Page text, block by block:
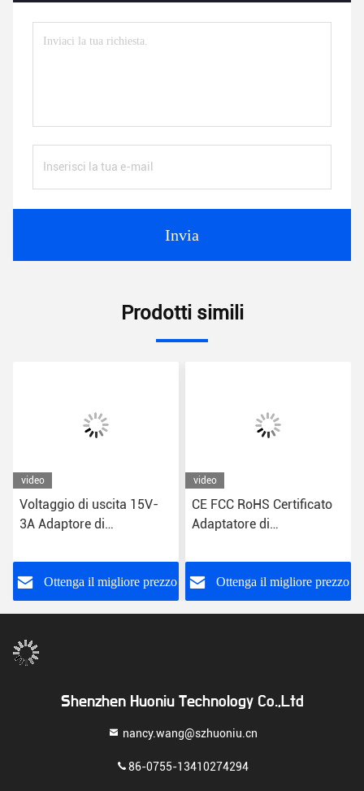
Invia
Prodotti simili
video
Voltaggio di uscita 15V-
3A Adaptore di
elegante
Ottenga il migliore prezzo
video
CE FCC RoHS Certificato
Adaptatore di
slim
Ottenga il migliore prezzo
Shenzhen Huoniu Technology Co.,Ltd
nancy.wang@szhuoniu.cn
86-0755-13410274294